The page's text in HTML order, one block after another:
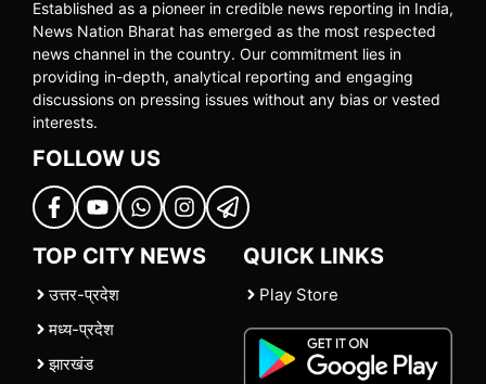
Established as a pioneer in credible news reporting in India,
News Nation Bharat has emerged as the most respected
news channel in the country. Our commitment lies in
providing in-depth, analytical reporting and engaging
discussions on pressing issues without any bias or vested
interests.
FOLLOW US
TOP CITY NEWS
उत्तर-प्रदेश
मध्य-प्रदेश
झारखंड
QUICK LINKS
Play Store